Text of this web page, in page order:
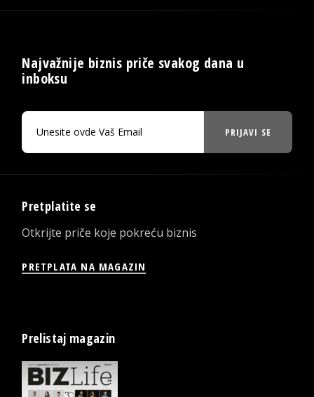
Najvažnije biznis priče svakog dana u
inboksu
PRIJAVI SE
Pretplatite se
Otkrijte priče koje pokreću biznis
PRETPLATA NA MAGAZIN
Prelistaj magazin